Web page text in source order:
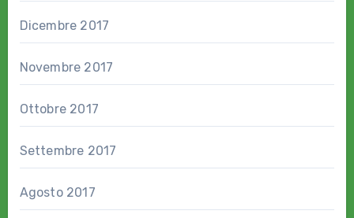
Dicembre 2017
Novembre 2017
Ottobre 2017
Settembre 2017
Agosto 2017